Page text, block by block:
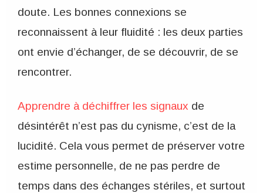
doute. Les bonnes connexions se
reconnaissent à leur fluidité : les deux parties
ont envie d’échanger, de se découvrir, de se
rencontrer.
Apprendre à déchiffrer les signaux de
désintérêt n’est pas du cynisme, c’est de la
lucidité. Cela vous permet de préserver votre
estime personnelle, de ne pas perdre de
temps dans des échanges stériles, et surtout